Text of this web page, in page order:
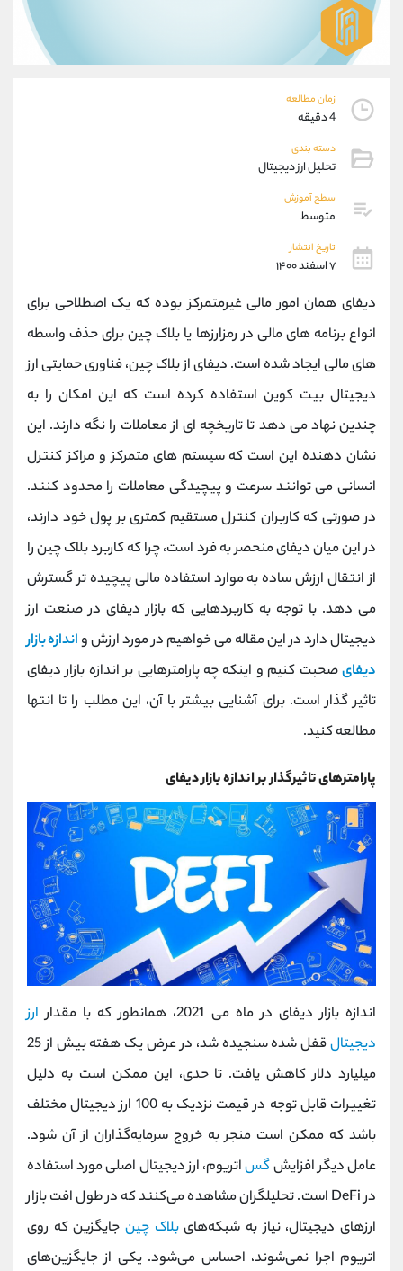
زمان مطالعه
4 دقیقه
دسته بندی
تحلیل ارز دیجیتال
سطح آموزش
متوسط
تاریخ انتشار
۷ اسفند ۱۴۰۰
دیفای همان امور مالی غیرمتمرکز بوده که یک اصطلاحی برای
انواع برنامه های مالی در رمزارزها یا بلاک چین برای حذف واسطه
های مالی ایجاد شده است. دیفای از بلاک چین، فناوری حمایتی ارز
دیجیتال بیت کوین استفاده کرده است که این امکان را به
چندین نهاد می دهد تا تاریخچه ای از معاملات را نگه دارند. این
نشان دهنده این است که سیستم های متمرکز و مراکز کنترل
انسانی می توانند سرعت و پیچیدگی معاملات را محدود کنند.
در صورتی که کاربران کنترل مستقیم کمتری بر پول خود دارند،
در این میان دیفای منحصر به فرد است، چرا که کاربرد بلاک چین را
از انتقال ارزش ساده به موارد استفاده مالی پیچیده تر گسترش
می دهد. با توجه به کاربردهایی که بازار دیفای در صنعت ارز
دیجیتال دارد در این مقاله می خواهیم در مورد ارزش واندازه بازار
دیفایصحبت کنیم و اینکه چه پارامترهایی بر اندازه بازار دیفای
تاثیر گذار است. برای آشنایی بیشتر با آن، این مطلب را تا انتها
مطالعه کنید.
پارامترهای تاثیرگذار بر اندازه بازار دیفای
اندازه بازار دیفای در ماه می 2021، همانطور که با مقدار
ارز
دیجیتال
قفل شده سنجیده شد، در عرض یک هفته بیش از 25
میلیارد دلار کاهش یافت. تا حدی، این ممکن است به دلیل
تغییرات قابل توجه در قیمت نزدیک به 100 ارز دیجیتال مختلف
باشد که ممکن است منجر به خروج سرمایه‌گذاران از آن شود.
عامل دیگر افزایشگساتریوم، ارز دیجیتال اصلی مورد استفاده
در DeFi است. تحلیلگران مشاهده می‌کنند که در طول افت بازار
ارزهای دیجیتال، نیاز به شبکه‌هایبلاک چین جایگزین که روی
اتریوم اجرا نمی‌شوند، احساس می‌شود. یکی از جایگزین‌های
واتساپ
تلگرام
پشتیبان فروش
موبایل
واتساپ
داخلی
اطلاعات تماس (دفتر فروش)
تلفن 021-22021030
بدون پیش شماره 90001030
اینستاگرام @alireza.mehrabii
کانال تلگرام @alirezamehrabi_com